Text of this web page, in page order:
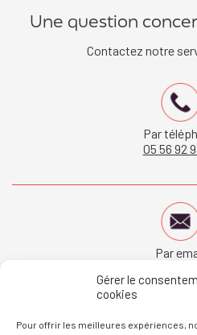
Gérer le
cookies
Pour offrir les meilleures expériences,
Une question
Contactez notre
Par
05 56 92
Par